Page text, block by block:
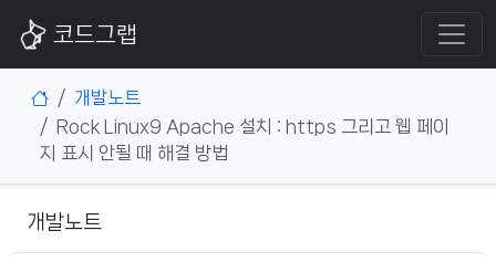
코드그랩
개발노트
Rock Linux9 Apache 설치 : https 그리고 웹 페이
지 표시 안될 때 해결 방법
개발노트